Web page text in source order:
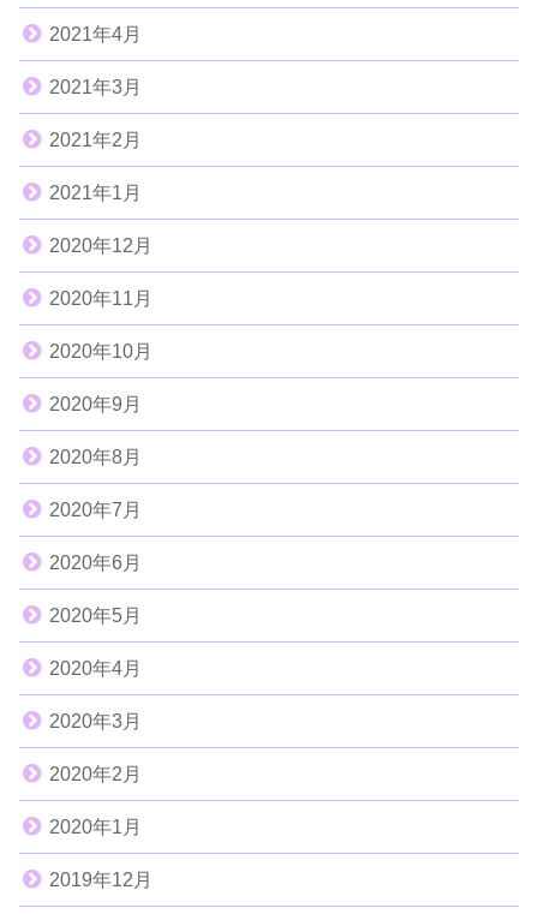
2021年4月
2021年3月
2021年2月
2021年1月
2020年12月
2020年11月
2020年10月
2020年9月
2020年8月
2020年7月
2020年6月
2020年5月
2020年4月
2020年3月
2020年2月
2020年1月
2019年12月